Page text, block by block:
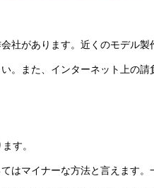
社があります。近くのモデル
。また、インターネット上の
す。
はマイナーな方法と言えます